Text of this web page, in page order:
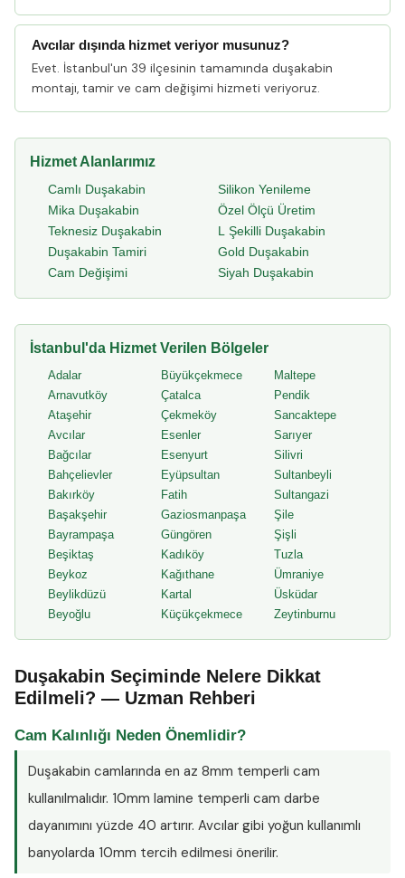
Avcılar dışında hizmet veriyor musunuz?
Evet. İstanbul'un 39 ilçesinin tamamında duşakabin
montajı, tamir ve cam değişimi hizmeti veriyoruz.
Hizmet Alanlarımız
Camlı Duşakabin
Mika Duşakabin
Teknesiz Duşakabin
Duşakabin Tamiri
Cam Değişimi
Silikon Yenileme
Özel Ölçü Üretim
L Şekilli Duşakabin
Gold Duşakabin
Siyah Duşakabin
İstanbul'da Hizmet Verilen Bölgeler
Adalar
Arnavutköy
Ataşehir
Avcılar
Bağcılar
Bahçelievler
Bakırköy
Başakşehir
Bayrampaşa
Beşiktaş
Beykoz
Beylikdüzü
Beyoğlu
Büyükçekmece
Çatalca
Çekmeköy
Esenler
Esenyurt
Eyüpsultan
Fatih
Gaziosmanpaşa
Güngören
Kadıköy
Kağıthane
Kartal
Küçükçekmece
Maltepe
Pendik
Sancaktepe
Sarıyer
Silivri
Sultanbeyli
Sultangazi
Şile
Şişli
Tuzla
Ümraniye
Üsküdar
Zeytinburnu
Duşakabin Seçiminde Nelere Dikkat
Edilmeli? — Uzman Rehberi
Cam Kalınlığı Neden Önemlidir?
Duşakabin camlarında en az 8mm temperli cam
kullanılmalıdır. 10mm lamine temperli cam darbe
dayanımını yüzde 40 artırır. Avcılar gibi yoğun kullanımlı
banyolarda 10mm tercih edilmesi önerilir.